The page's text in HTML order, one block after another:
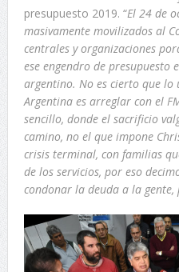
presupuesto 2019. “El 24 de
masivamente movilizados al
centrales y organizaciones
ese engendro de presupuesto
argentino. No es cierto que lo
Argentina es arreglar con el
sencillo, donde el sacrificio
camino, no el que impone
crisis terminal, con familias
de los servicios, por eso
condonar la deuda a la